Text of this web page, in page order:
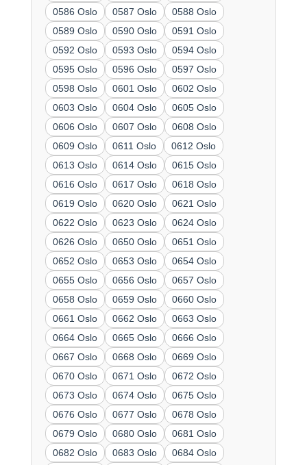
0586 Oslo
0587 Oslo
0588 Oslo
0589 Oslo
0590 Oslo
0591 Oslo
0592 Oslo
0593 Oslo
0594 Oslo
0595 Oslo
0596 Oslo
0597 Oslo
0598 Oslo
0601 Oslo
0602 Oslo
0603 Oslo
0604 Oslo
0605 Oslo
0606 Oslo
0607 Oslo
0608 Oslo
0609 Oslo
0611 Oslo
0612 Oslo
0613 Oslo
0614 Oslo
0615 Oslo
0616 Oslo
0617 Oslo
0618 Oslo
0619 Oslo
0620 Oslo
0621 Oslo
0622 Oslo
0623 Oslo
0624 Oslo
0626 Oslo
0650 Oslo
0651 Oslo
0652 Oslo
0653 Oslo
0654 Oslo
0655 Oslo
0656 Oslo
0657 Oslo
0658 Oslo
0659 Oslo
0660 Oslo
0661 Oslo
0662 Oslo
0663 Oslo
0664 Oslo
0665 Oslo
0666 Oslo
0667 Oslo
0668 Oslo
0669 Oslo
0670 Oslo
0671 Oslo
0672 Oslo
0673 Oslo
0674 Oslo
0675 Oslo
0676 Oslo
0677 Oslo
0678 Oslo
0679 Oslo
0680 Oslo
0681 Oslo
0682 Oslo
0683 Oslo
0684 Oslo